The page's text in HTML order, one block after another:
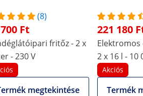
(8)
Ft
fritőz - 2 x
- 230 V
megtekintése
221 180
2 x 16 l - 10
-
Akciós
Termék